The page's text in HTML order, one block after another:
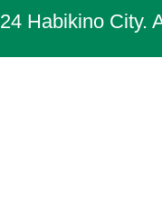
Habikino City.